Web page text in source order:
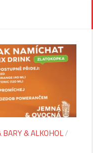
BARY & ALKOHOL/